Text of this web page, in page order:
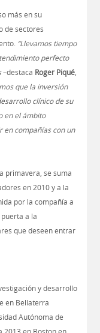
más en su
de sectores
“Llevamos tiempo
perfecto
–destaca Roger Piqué
que la inversión
clínico de su
en el ámbito
en compañías con un
primavera, se suma
en 2010 y a la
por la compañía a
a la
que deseen entrar
y desarrollo
en Bellaterra
Autónoma de